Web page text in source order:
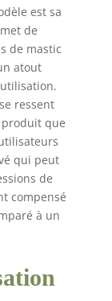
est sa
de
de mastic
atout
ressent
que
qui peut
de
compensé
à un